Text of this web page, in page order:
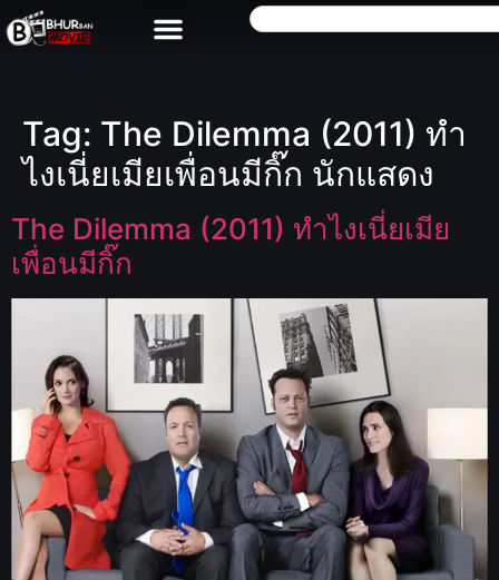
Tag: The Dilemma (2011) ทำ
ไงเนี่ยเมียเพื่อนมีกิ๊ก นักแสดง
The Dilemma (2011) ทำไงเนี่ยเมีย
เพื่อนมีกิ๊ก